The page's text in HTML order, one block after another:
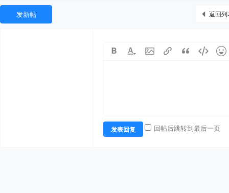
返回列
发新帖
发表回复 回帖后跳转到最后一页